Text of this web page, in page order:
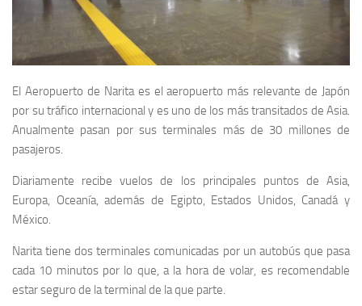
El Aeropuerto de Narita es el aeropuerto más relevante de Japón
por su tráfico internacional y es uno de los más transitados de Asia.
Anualmente pasan por sus terminales más de 30 millones de
pasajeros.
Diariamente recibe vuelos de los principales puntos de Asia,
Europa, Oceanía, además de Egipto, Estados Unidos, Canadá y
México.
Narita tiene dos terminales comunicadas por un autobús que pasa
cada 10 minutos por lo que, a la hora de volar, es recomendable
estar seguro de la terminal de la que parte.